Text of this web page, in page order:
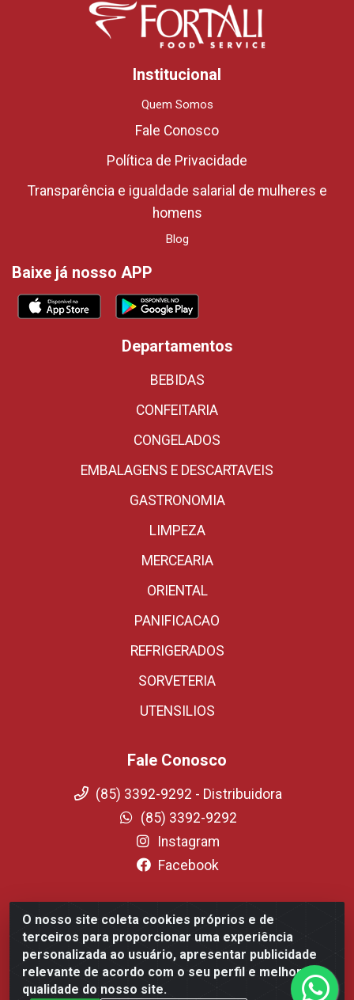
O nosso site coleta cookies próprios e de
terceiros para proporcionar uma experiência
personalizada ao usuário, apresentar publicidade
relevante de acordo com o seu perfil e melhorar a
qualidade do nosso site.
Institucional
Quem Somos
Fale Conosco
Política de Privacidade
Transparência e igualdade salarial de mulheres e
homens
Blog
Baixe já nosso APP
Departamentos
BEBIDAS
CONFEITARIA
CONGELADOS
EMBALAGENS E DESCARTAVEIS
GASTRONOMIA
LIMPEZA
MERCEARIA
ORIENTAL
PANIFICACAO
REFRIGERADOS
SORVETERIA
UTENSILIOS
Fale Conosco
(85) 3392-9292 - Distribuidora
(85) 3392-9292
Instagram
Facebook
Fortali Distribuidora de Alimentos LTDA - Avenida Tomaz
Coelho, 1268 - Messejana, Fortaleza/CE - CEP 60.863-254-
CNPJ 09.317.318.0001-75